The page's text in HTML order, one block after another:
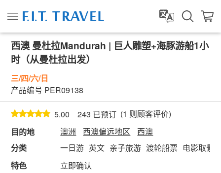
西澳 曼杜拉Mandurah | 巨人雕塑+海豚游船1小
时（从曼杜拉出发）
三/四/六/日
产品编号 PER09138
5.00 243 已预订 (1 则顾客评价)
目的地
澳洲 西澳偏远地区
西澳
分类
一日游 英文 亲子旅游 渡轮船票 电影取景
特色
立即确认